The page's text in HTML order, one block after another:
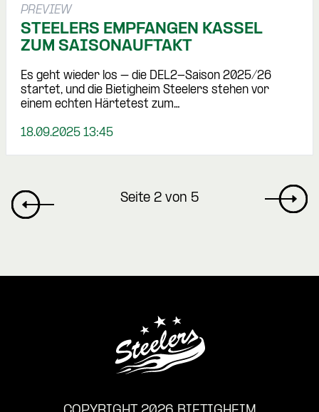
PREVIEW
STEELERS EMPFANGEN KASSEL
ZUM SAISONAUFTAKT
Es geht wieder los – die DEL2-Saison 2025/26
startet, und die Bietigheim Steelers stehen vor
einem echten Härtetest zum…
18.09.2025 13:45
Seite 2 von 5